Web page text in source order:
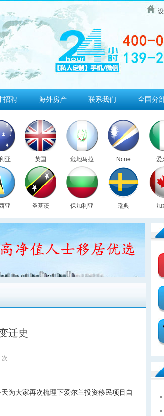
招聘 海外房产 联系我们 全国分
亚 英国 危地马拉 None 爱
亚 圣基茨 保加利亚 瑞典 加
迁史
为大家再次梳理下爱尔兰投资移民项目自